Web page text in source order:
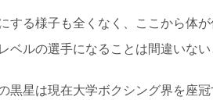
する様子も全くなく、ここから体
ベルの選手になることは間違いない
黒星は現在大学ボクシング界を座